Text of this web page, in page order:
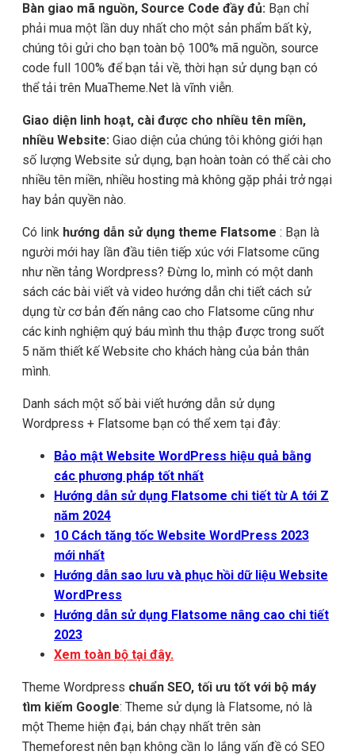
Bàn giao mã nguồn, Source Code đầy đủ: Bạn chỉ
phải mua một lần duy nhất cho một sản phẩm bất kỳ,
chúng tôi gửi cho bạn toàn bộ 100% mã nguồn, source
code full 100% để bạn tải về, thời hạn sử dụng bạn có
thể tải trên MuaTheme.Net là vĩnh viễn.
Giao diện linh hoạt, cài được cho nhiều tên miền,
nhiều Website: Giao diện của chúng tôi không giới hạn
số lượng Website sử dụng, bạn hoàn toàn có thể cài cho
nhiều tên miền, nhiều hosting mà không gặp phải trở ngại
hay bản quyền nào.
Có link hướng dẫn sử dụng theme Flatsome : Bạn là
người mới hay lần đầu tiên tiếp xúc với Flatsome cũng
như nền tảng Wordpress? Đừng lo, mình có một danh
sách các bài viết và video hướng dẫn chi tiết cách sử
dụng từ cơ bản đến nâng cao cho Flatsome cũng như
các kinh nghiệm quý báu mình thu thập được trong suốt
5 năm thiết kế Website cho khách hàng của bản thân
mình.
Danh sách một số bài viết hướng dẫn sử dụng
Wordpress + Flatsome bạn có thể xem tại đây:
Bảo mật Website WordPress hiệu quả bằng
các phương pháp tốt nhất
Hướng dẫn sử dụng Flatsome chi tiết từ A tới Z
năm 2024
10 Cách tăng tốc Website WordPress 2023
mới nhất
Hướng dẫn sao lưu và phục hồi dữ liệu Website
WordPress
Hướng dẫn sử dụng Flatsome nâng cao chi tiết
2023
Xem toàn bộ tại đây.
Theme Wordpress chuẩn SEO, tối ưu tốt với bộ máy
tìm kiếm Google: Theme sử dụng là Flatsome, nó là
một Theme hiện đại, bán chạy nhất trên sàn
Themeforest nên bạn không cần lo lắng vấn đề có SEO